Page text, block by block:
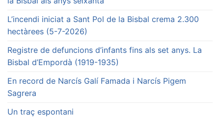
L’incendi iniciat a Sant Pol de la Bisbal crema 2.300
hectàrees (5-7-2026)
Registre de defuncions d’infants fins als set anys. La
Bisbal d’Empordà (1919-1935)
En record de Narcís Galí Famada i Narcís Pigem
Sagrera
Un traç espontani